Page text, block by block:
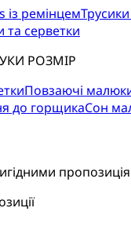
із ремінцем
та серветки
РОЗМІР
Повзаючі
до горщикаСон